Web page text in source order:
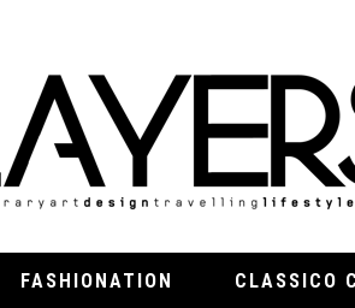
FASHIONATION CLASSICO